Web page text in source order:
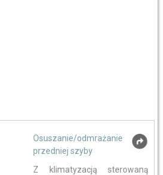
Osuszanie/odmrażanie
przedniej szyby
Z klimatyzacją sterowaną